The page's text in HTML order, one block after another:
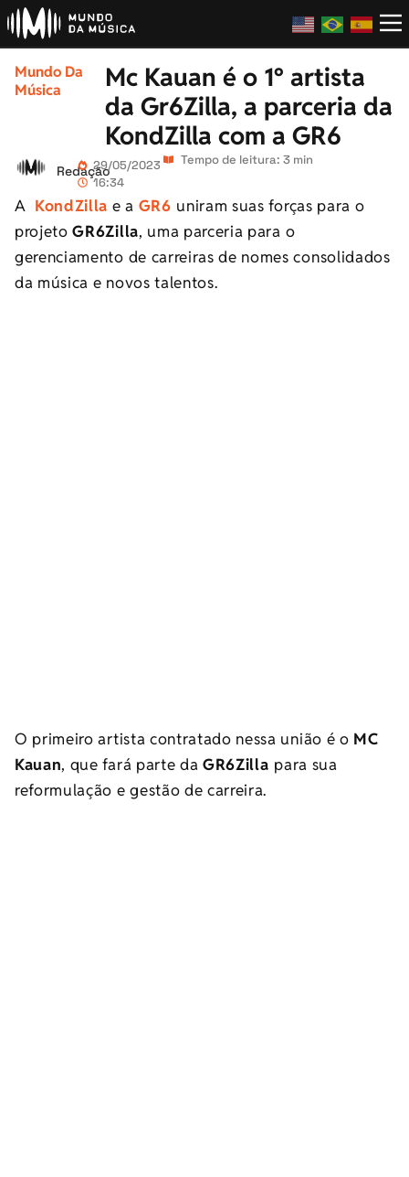
Mundo Da
Música
Mc Kauan é o 1º artista
da Gr6Zilla, a parceria da
KondZilla com a GR6
Redação29/05/2023
16:34
Tempo de leitura: 3 min
A KondZilla e a GR6 uniram suas forças para o
projetoGR6Zilla, uma parceria para o
gerenciamento de carreiras de nomes consolidados
da música e novos talentos.
O primeiro artista contratado nessa união é o MC
Kauan, que fará parte daGR6Zilla para sua
reformulação e gestão de carreira.